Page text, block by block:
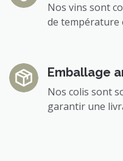
Nos vins sont
de température
Emballage
Nos colis sont
garantir une